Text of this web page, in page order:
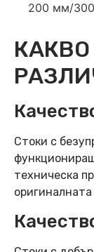
200 мм/
Стоки с
техническа
оригиналната